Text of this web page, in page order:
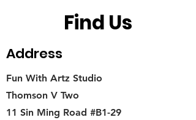
Find Us
Address
Fun With Artz Studio
Thomson V Two
11 Sin Ming Road #B1-29